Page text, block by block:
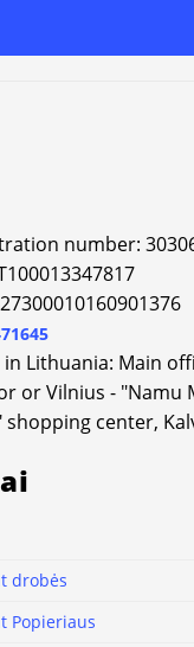
number:
Lithuania: Main
or Vilnius - "Namu
center,
drobės
Popieriaus